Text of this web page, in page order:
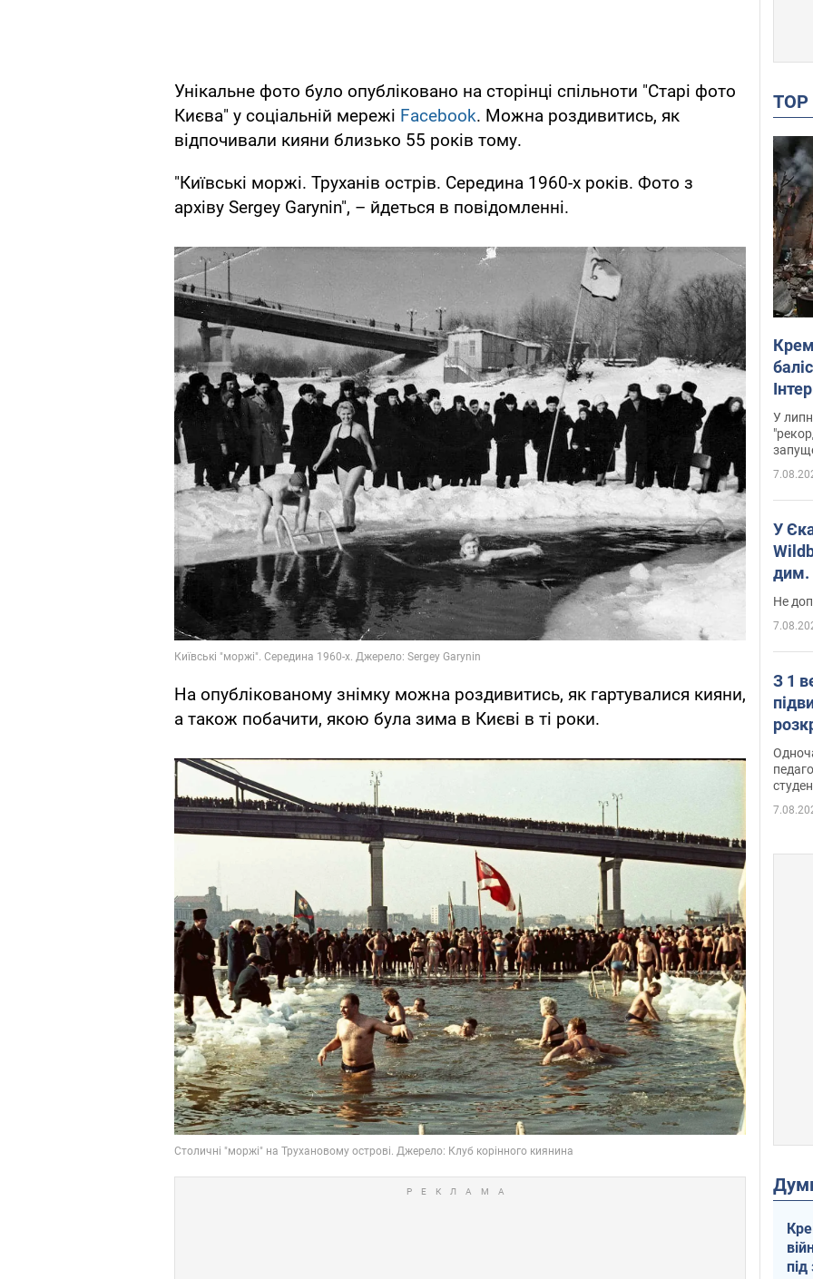
Унікальне фото було опубліковано на сторінці спільноти "Старі фото
Києва" у соціальній мережі Facebook. Можна роздивитись, як
відпочивали кияни близько 55 років тому.
"Київські моржі. Труханів острів. Середина 1960-х років. Фото з
архіву Sergey Garynin", – йдеться в повідомленні.
На опублікованому знімку можна роздивитись, як гартувалися кияни,
а також побачити, якою була зима в Києві в ті роки.
У
У
дим.
Не
З 1